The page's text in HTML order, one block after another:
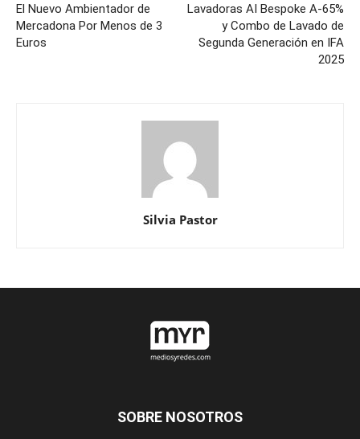
El Nuevo Ambientador de
Mercadona Por Menos de 3
Euros
Lavadoras AI Bespoke A-65%
y Combo de Lavado de
Segunda Generación en IFA
2025
Silvia Pastor
SOBRE NOSOTROS